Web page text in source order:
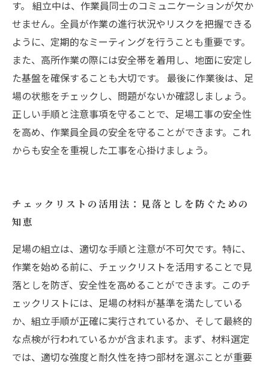
す。 組立中は、作業員同士のコミュニケーションが欠か
せません。全員が作業の進行状況やリスクを把握できる
ように、定期的なミーティングを行うことも重要です。
また、高所作業の際には安全帯を着用し、地面に安定し
た基盤を確保することも大切です。 最後に作業後は、足
場の状態をチェックし、問題がないか確認しましょう。
正しい手順と注意事項を守ることで、足場工事の安全性
を高め、作業員全員の安全を守ることができます。これ
からも安全を重視した工事を心掛けましょう。
チェックリストの活用法：見落としを防ぐための
知恵
足場の組立は、適切な手順と注意が不可欠です。特に、
作業を始める前に、チェックリストを活用することで見
落としを防ぎ、安全性を高めることができます。このチ
ェックリストには、足場の材料が基準を満たしている
か、組立手順が正確に実行されているか、そして最終的
な点検が行われているかが含まれます。まず、材料選定
では、適切な強度と耐久性を持つ部材を選ぶことが重要